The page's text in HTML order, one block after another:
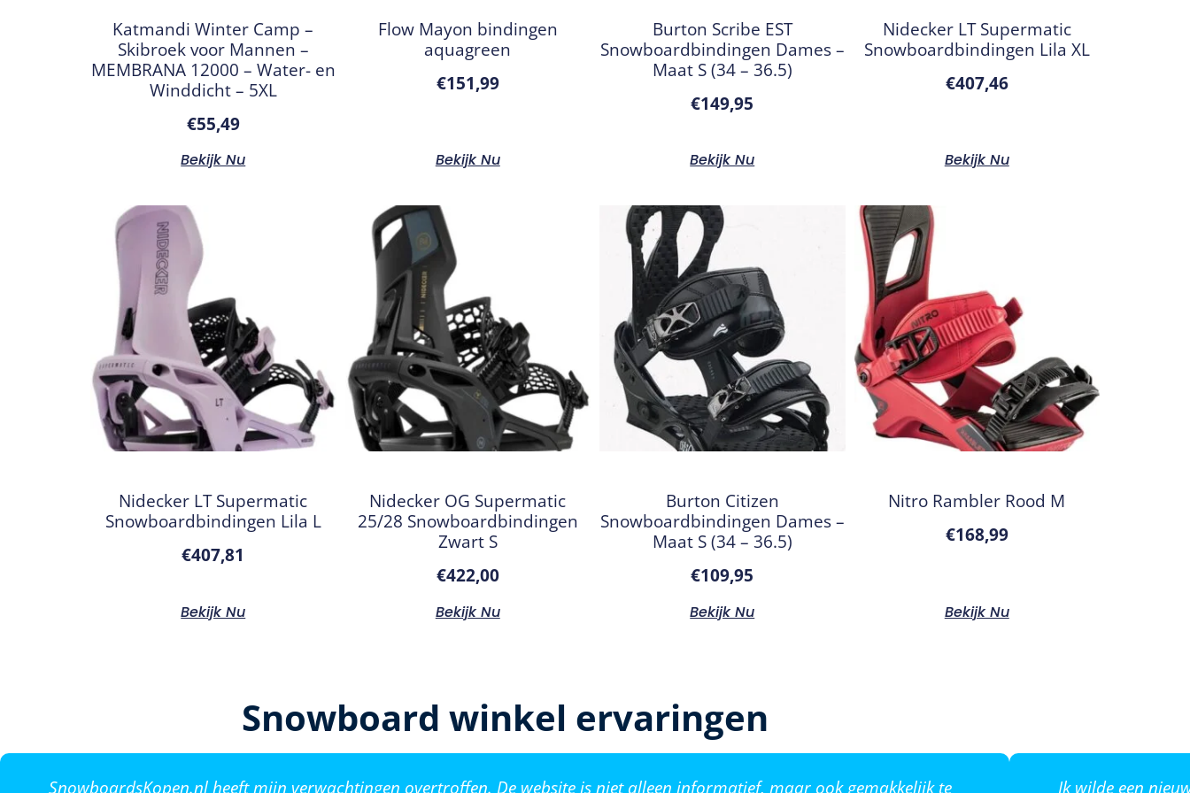
Katmandi Winter Camp –
Skibroek voor Mannen –
MEMBRANA 12000 – Water- en
Winddicht – 5XL
€55,49
Bekijk Nu
Flow Mayon bindingen
aquagreen
€151,99
Bekijk Nu
Burton Scribe EST
Snowboardbindingen Dames –
Maat S (34 – 36.5)
€149,95
Bekijk Nu
Nidecker LT Supermatic
Snowboardbindingen Lila XL
€407,46
Bekijk Nu
Nidecker LT Supermatic
Snowboardbindingen Lila L
€407,81
Bekijk Nu
Nidecker OG Supermatic
25/28 Snowboardbindingen
Zwart S
€422,00
Bekijk Nu
Burton Citizen
Snowboardbindingen Dames –
Maat S (34 – 36.5)
€109,95
Bekijk Nu
Nitro Rambler Rood M
€168,99
Bekijk Nu
Snowboard winkel ervaringen
SnowboardsKopen.nl heeft mijn verwachtingen overtroffen. De website is niet alleen informatief, maar ook gemakkelijk te
Ik wilde een